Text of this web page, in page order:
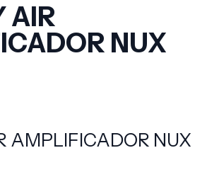
AIR
NUX
AMPLIFICADOR NUX